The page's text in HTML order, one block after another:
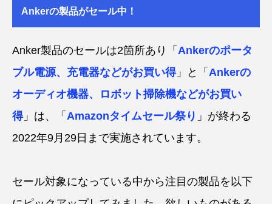
Ankerの製品がセール中！
Anker製品のセールは2箇所あり「 Ankerのポータ
ブル電源、充電器などがお買い得」と「 Ankerの
オーディオ機器、ロボット掃除機などがお買い
得」は、「 Amazonタイムセール祭り 」が終わる
2022年9月29日まで実施されています。
セール対象になっている中から注目の製品を以下